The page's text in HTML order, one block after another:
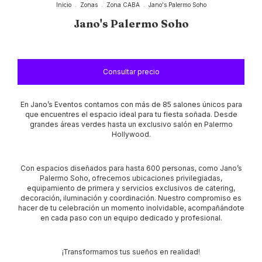
Inicio Zonas Zona CABA Jano's Palermo Soho
Jano's Palermo Soho
En Jano’s Eventos contamos con más de 85 salones únicos para
que encuentres el espacio ideal para tu fiesta soñada. Desde
grandes áreas verdes hasta un exclusivo salón en Palermo
Hollywood.
Con espacios diseñados para hasta 600 personas, como Jano’s
Palermo Soho, ofrecemos ubicaciones privilegiadas,
equipamiento de primera y servicios exclusivos de catering,
decoración, iluminación y coordinación. Nuestro compromiso es
hacer de tu celebración un momento inolvidable, acompañándote
en cada paso con un equipo dedicado y profesional.
¡Transformamos tus sueños en realidad!